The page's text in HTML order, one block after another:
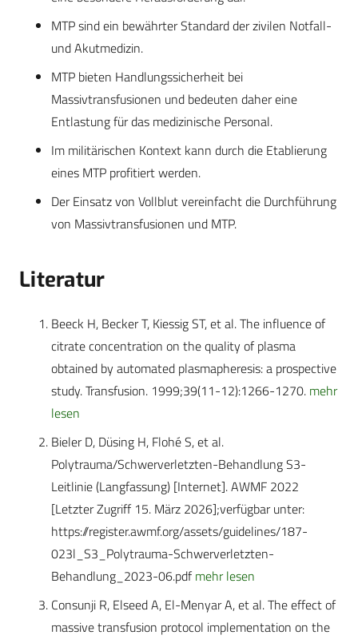
MTP sind ein bewährter Standard der zivilen Notfall-
und Akutmedizin.
MTP bieten Handlungssicherheit bei
Massivtransfusionen und bedeuten daher eine
Entlastung für das medizinische Personal.
Im militärischen Kontext kann durch die Etablierung
eines MTP profitiert werden.
Der Einsatz von Vollblut vereinfacht die Durchführung
von Massivtransfusionen und MTP.
Literatur
Beeck H, Becker T, Kiessig ST, et al. The influence of
citrate concentration on the quality of plasma
obtained by automated plasmapheresis: a prospective
study. Transfusion. 1999;39(11-12):1266-1270. mehr
lesen
Bieler D, Düsing H, Flohé S, et al.
Polytrauma/Schwerverletzten-Behandlung S3-
Leitlinie (Langfassung) [Internet]. AWMF 2022
[Letzter Zugriff 15. März 2026];verfügbar unter:
https://register.awmf.org/assets/guidelines/187-
023l_S3_Polytrauma-Schwerverletzten-
Behandlung_2023-06.pdf mehr lesen
Consunji R, Elseed A, El-Menyar A, et al. The effect of
massive transfusion protocol implementation on the